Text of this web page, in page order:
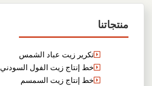
منتجاتنا
تكرير زيت عباد الشمس
خط إنتاج زيت الفول السودني
خط إنتاج زيت السمسم